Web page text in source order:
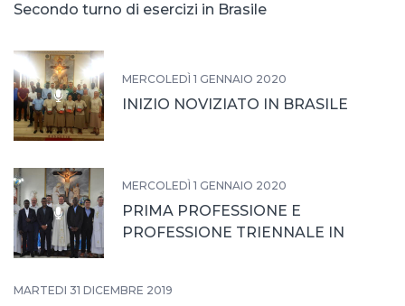
Secondo turno di esercizi in Brasile
MERCOLEDÌ 1 GENNAIO 2020
INIZIO NOVIZIATO IN BRASILE
MERCOLEDÌ 1 GENNAIO 2020
PRIMA PROFESSIONE E
PROFESSIONE TRIENNALE IN
MARTEDÌ 31 DICEMBRE 2019